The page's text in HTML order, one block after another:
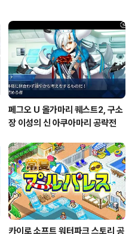
뽑기 캡슐 자체
성입니다! 다음
가 되면 파츠가
락 파츠만 세개
페그오 U 올가마리 퀘스트2, 구소
장 이성의 신 아쿠아마리 공략전
카이로 소프트 워터파크 스토리 공